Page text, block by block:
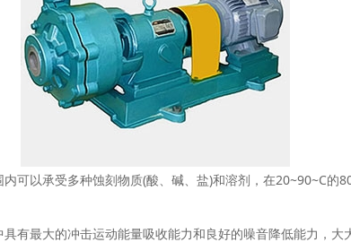
以承受多种蚀刻物质(酸、碱、盐)和溶剂，在20~90~C的
最大的冲击运动能量吸收能力和良好的噪音降低能力，大